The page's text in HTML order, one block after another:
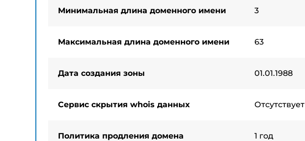
Минимальная длина доменного имени 3
Максимальная длина доменного имени 63
Дата создания зоны 01.01.1988
Сервис скрытия whois данных Отсутствует
Политика продления домена 1 год